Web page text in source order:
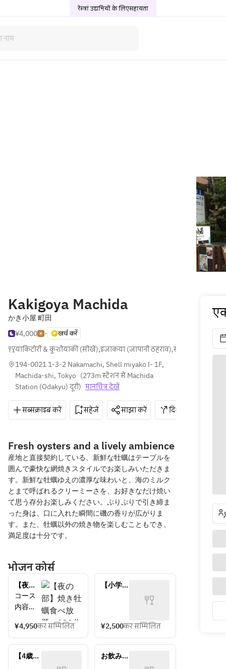
रेस्त्रां उद्यमियों के लिएसहायता
Kakigoya Machida
かき小屋 町田
¥4,000
- खर्च करें
याकिटोरी & कुशीयाकी (सीखें),इजाकया (जापानी ठहराव),समुद्री खाद्य
194-0021 1-3-2 Nakamachi, Shell miyako Ⅰ- 1F,
Machida-shi, Tokyo (273m स्टेशन से Machida
Station (Odakyu) दूरी) मानचित्र देखें
सब्सक्राइब करें सहेजें साझा करें दिशाएँ
Fresh oysters and a lively ambience
産地と直接契約している、新鮮な牡蠣はテーブルを
囲んで豪快な網焼きスタイルでお楽しみいただきま
す。新鮮な牡蠣ゆえの濃厚な味わいと、海のミルク
とまで呼ばれるクリーミーさを、お好きなだけ焼い
て思う存分お楽しみください。ぷりぷりで引き締ま
った身は、口に入れた瞬間に磯の香りが広がりま
す。また、牡蠣以外の焼き物を楽しむこともでき、
満足度は十分です。
भोजन कोर्स
【夜の
部】焼
き牡蠣
題　120
分
コース
内容
牡蠣(食
べ放題)
＋
¥4,950कर सम्मिलित
【小学
（夜）
¥2,500कर सम्मिलित
【4歳以
お飲み物